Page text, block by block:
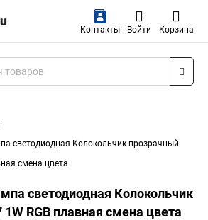
Контакты Войти Корзина
светодиодная Колокольчик прозрачный
смена цвета
светодиодная Колокольчик
RGB плавная смена цвета